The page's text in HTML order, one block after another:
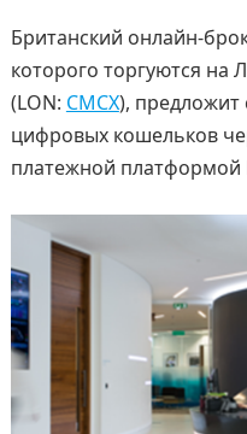
Британский онлайн-
которого торгуются
(LON: CMCX), предложит
цифровых кошельков
платежной платформой